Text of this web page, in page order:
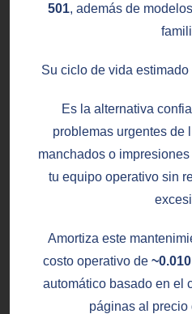
501, además de
Su ciclo de vida estimado
Es la alternativa
problemas urgentes de
manchados o
tu equipo operativo sin
Amortiza este
costo operativo de
automático basado en el
páginas al precio